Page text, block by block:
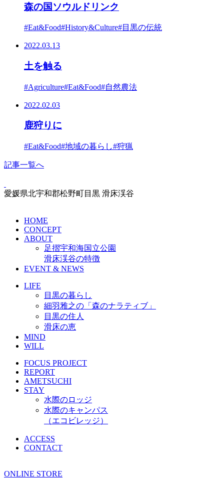
森の国ソウルドリンク
#Eat&Food#History&Culture#目黒の伝統
2022.03.13
土を触る
#Agriculture#Eat&Food#自然農法
2022.02.03
鹿狩りに
#Eat&Food#地域の暮らし#狩猟
記事一覧へ
愛媛県北宇和郡松野町目黒 滑床渓谷
HOME
CONCEPT
ABOUT
足摺宇和海国立公園
滑床渓谷の特徴
EVENT & NEWS
LIFE
目黒の暮らし
細羽雅之の「森のナラティブ」
目黒の住人
滑床の恵
MIND
WILL
FOCUS PROJECT
REPORT
AMETSUCHI
STAY
水際のロッジ
水際のキャンパス
（エコビレッジ）
ACCESS
CONTACT
ONLINE STORE